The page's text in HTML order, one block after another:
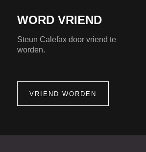
WORD VRIEND
Steun Calefax door vriend te
worden.
VRIEND WORDEN